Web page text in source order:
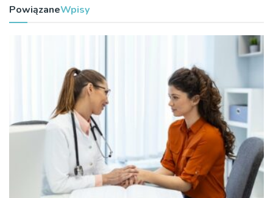
PowiązaneWpisy